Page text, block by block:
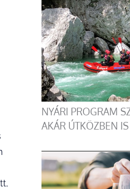
NYÁRI PROGRAM
AKÁR ÚTKÖZBEN